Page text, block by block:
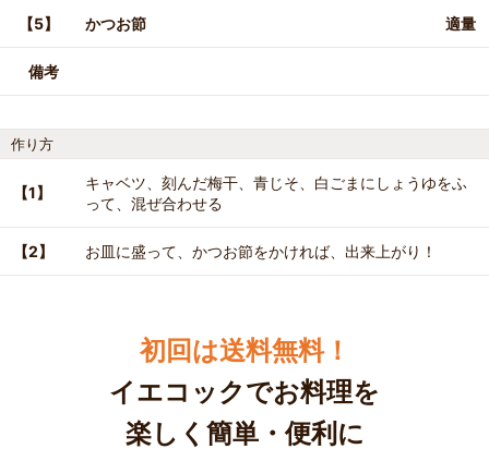
【5】 かつお節 適量
備考
作り方
【1】
キャベツ、刻んだ梅干、青じそ、白ごまにしょうゆをふ
って、混ぜ合わせる
【2】 お皿に盛って、かつお節をかければ、出来上がり！
初回は送料無料！
イエコックでお料理を
楽しく簡単・便利に